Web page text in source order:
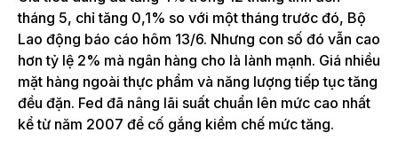
tháng 5, chỉ tăng 0,1% so với một tháng trước đó, Bộ
Lao động báo cáo hôm 13/6. Nhưng con số đó vẫn cao
hơn tỷ lệ 2% mà ngân hàng cho là lành mạnh. Giá nhiều
mặt hàng ngoài thực phẩm và năng lượng tiếp tục tăng
đều đặn. Fed đã nâng lãi suất chuẩn lên mức cao nhất
kể từ năm 2007 để cố gắng kiềm chế mức tăng.